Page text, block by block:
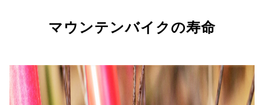
マウンテンバイクの寿命